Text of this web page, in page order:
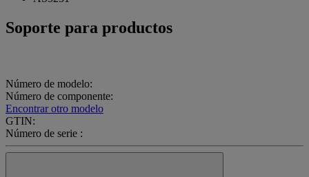
Soporte para productos
Número de modelo:
Número de componente:
Encontrar otro modelo
GTIN:
Número de serie :